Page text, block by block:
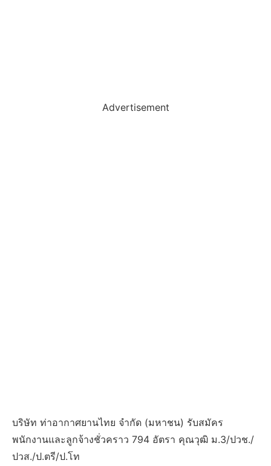
Advertisement
บริษัท ท่าอากาศยานไทย จำกัด (มหาชน) รับสมัคร
พนักงานและลูกจ้างชั่วคราว 794 อัตรา คุณวุฒิ ม.3/ปวช./
ปวส./ป.ตรี/ป.โท